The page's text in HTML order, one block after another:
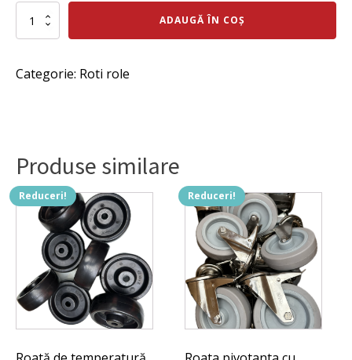
inițial
a
33 lei.
curent
este:
Cantitate
75
ADAUGĂ ÎN COȘ
Categorie: Roti role
Produse similare
Reduceri! Reduceri!